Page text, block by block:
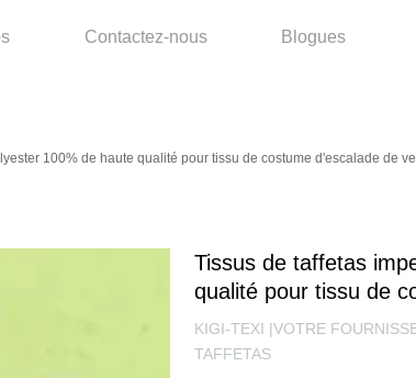
Contactez-nous Blogues
100% de haute qualité pour tissu de costume d'escalade de
Tissus de taffetas
qualité pour tissu de
KIGI-TEXI |VOTRE
TAFFETAS